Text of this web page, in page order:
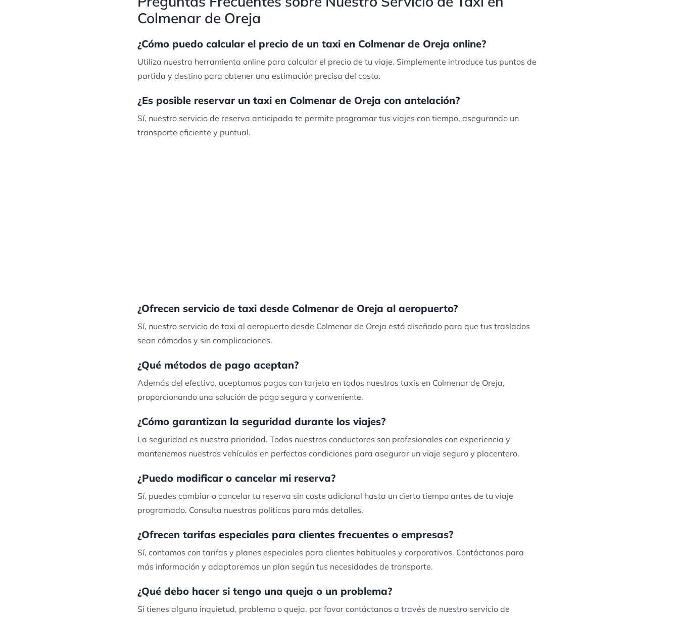
Colmenar de Oreja
¿Cómo puedo calcular el precio de un taxi en Colmenar de Oreja online?
Utiliza nuestra herramienta online para calcular el precio de tu viaje. Simplemente introduce tus puntos de
partida y destino para obtener una estimación precisa del costo.
¿Es posible reservar un taxi en Colmenar de Oreja con antelación?
Sí, nuestro servicio de reserva anticipada te permite programar tus viajes con tiempo, asegurando un
transporte eficiente y puntual.
¿Ofrecen servicio de taxi desde Colmenar de Oreja al aeropuerto?
Sí, nuestro servicio de taxi al aeropuerto desde Colmenar de Oreja está diseñado para que tus traslados
sean cómodos y sin complicaciones.
¿Qué métodos de pago aceptan?
Además del efectivo, aceptamos pagos con tarjeta en todos nuestros taxis en Colmenar de Oreja,
proporcionando una solución de pago segura y conveniente.
¿Cómo garantizan la seguridad durante los viajes?
La seguridad es nuestra prioridad. Todos nuestros conductores son profesionales con experiencia y
mantenemos nuestros vehículos en perfectas condiciones para asegurar un viaje seguro y placentero.
¿Puedo modificar o cancelar mi reserva?
Sí, puedes cambiar o cancelar tu reserva sin coste adicional hasta un cierto tiempo antes de tu viaje
programado. Consulta nuestras políticas para más detalles.
¿Ofrecen tarifas especiales para clientes frecuentes o empresas?
Sí, contamos con tarifas y planes especiales para clientes habituales y corporativos. Contáctanos para
más información y adaptaremos un plan según tus necesidades de transporte.
¿Qué debo hacer si tengo una queja o un problema?
Si tienes alguna inquietud, problema o queja, por favor contáctanos a través de nuestro servicio de